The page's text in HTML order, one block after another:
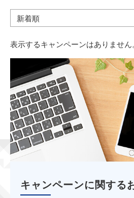
表示するキャンペーンはありません
キャンペーンに関する